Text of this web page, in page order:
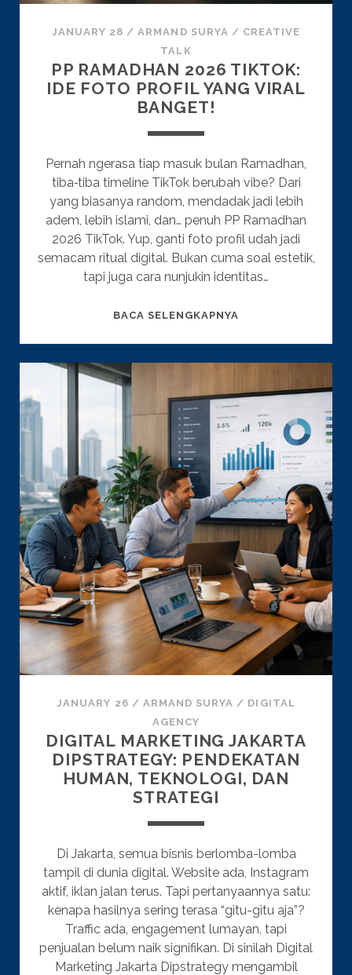
JANUARY 28 /ARMAND SURYA / CREATIVE
TALK
PP RAMADHAN 2026 TIKTOK:
IDE FOTO PROFIL YANG VIRAL
BANGET!
Pernah ngerasa tiap masuk bulan Ramadhan,
tiba‑tiba timeline TikTok berubah vibe? Dari
yang biasanya random, mendadak jadi lebih
adem, lebih islami, dan… penuh PP Ramadhan
2026 TikTok. Yup, ganti foto profil udah jadi
semacam ritual digital. Bukan cuma soal estetik,
tapi juga cara nunjukin identitas…
BACA SELENGKAPNYA
FOTO
PROFIL
YANG
VIRAL
BANGET!
JANUARY 26 / ARMAND SURYA / DIGITAL
AGENCY
DIGITAL MARKETING JAKARTA
DIPSTRATEGY: PENDEKATAN
HUMAN, TEKNOLOGI, DAN
STRATEGI
Di Jakarta, semua bisnis berlomba-lomba
tampil di dunia digital. Website ada, Instagram
aktif, iklan jalan terus. Tapi pertanyaannya satu:
kenapa hasilnya sering terasa “gitu-gitu aja”?
Traffic ada, engagement lumayan, tapi
penjualan belum naik signifikan. Di sinilah Digital
Marketing Jakarta Dipstrategy mengambil